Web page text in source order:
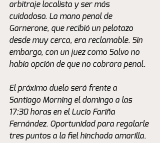
arbitraje localista y ser más
cuidadoso. La mano penal de
Garnerone, que recibió un pelotazo
desde muy cerca, era reclamable. Sin
embargo, con un juez como Salvo no
había opción de que no cobrara penal.
El próximo duelo será frente a
Santiago Morning el domingo a las
17:30 horas en el Lucio Fariña
Fernández. Oportunidad para regalarle
tres puntos a la fiel hinchada amarilla.